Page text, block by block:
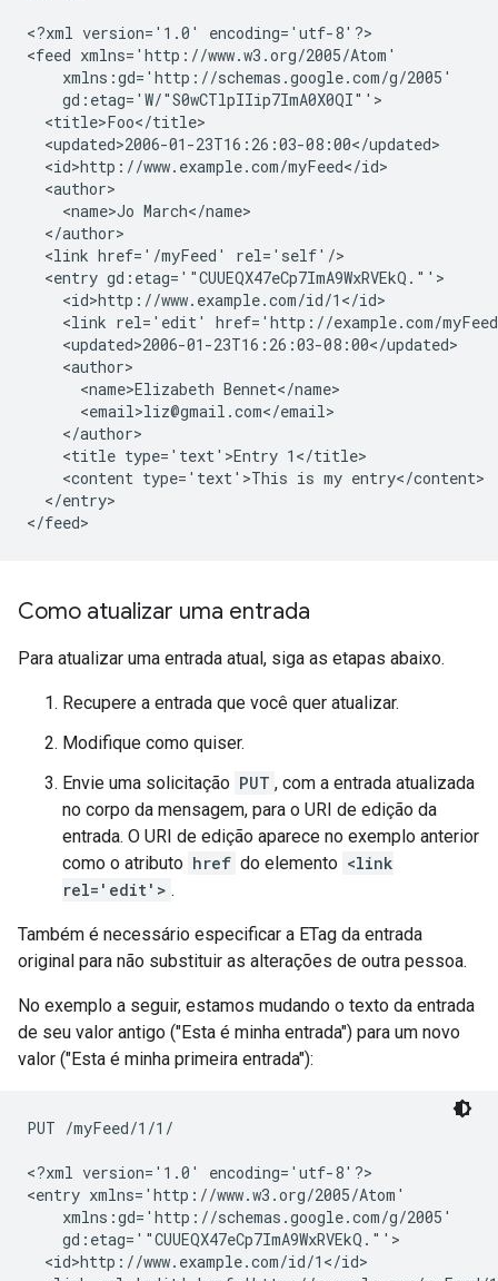
<?xml version='1.0' encoding='utf-8'?>
<feed xmlns='http://www.w3.org/2005/Atom'
    xmlns:gd='http://schemas.google.com/g/2005'
    gd:etag='W/"S0wCTlpIIip7ImA0X0QI"'>
  <title>Foo</title>
  <updated>2006-01-23T16:26:03-08:00</updated>
  <id>http://www.example.com/myFeed</id>
  <author>
    <name>Jo March</name>
  </author>
  <link href='/myFeed' rel='self'/>
  <entry gd:etag='"CUUEQX47eCp7ImA9WxRVEkQ."'>
    <id>http://www.example.com/id/1</id>
<link rel='edit' href='http://example.com/
    <updated>2006-01-23T16:26:03-08:00</updated>
    <author>
      <name>Elizabeth Bennet</name>
      <email>liz@gmail.com</email>
    </author>
    <title type='text'>Entry 1</title>
    <content type='text'>This is my entry</content>
  </entry>
Como atualizar uma entrada
Para atualizar uma entrada atual, siga as etapas abaixo.
Recupere a entrada que você quer atualizar.
Modifique como quiser.
Envie uma solicitação PUT , com a entrada atualizada
no corpo da mensagem, para o URI de edição da
entrada. O URI de edição aparece no exemplo anterior
como o atributo href do elemento <link
rel='edit'> .
Também é necessário especificar a ETag da entrada
original para não substituir as alterações de outra pessoa.
No exemplo a seguir, estamos mudando o texto da entrada
de seu valor antigo ("Esta é minha entrada") para um novo
valor ("Esta é minha primeira entrada"):
PUT /myFeed/1/1/
<?xml version='1.0' encoding='utf-8'?>
<entry xmlns='http://www.w3.org/2005/Atom'
    xmlns:gd='http://schemas.google.com/g/2005'
    gd:etag='"CUUEQX47eCp7ImA9WxRVEkQ."'>
  <id>http://www.example.com/id/1</id>